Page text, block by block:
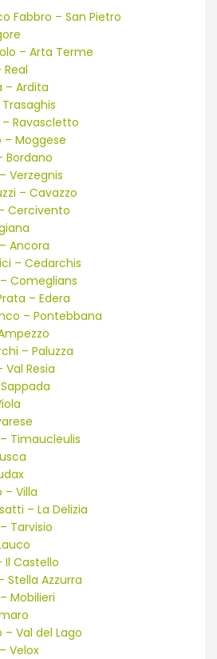
Fabbro – San Pietro
– Arta Terme
– Ardita
Ravascletto
– Moggese
Bordano
Verzegnis
– Cavazzo
Cercivento
Ancora
– Cedarchis
Comeglians
– Edera
– Pontebbana
– Paluzza
Val Resia
Timaucleulis
– Villa
– La Delizia
Tarvisio
Il Castello
Stella Azzurra
Mobilieri
Val del Lago
Velox